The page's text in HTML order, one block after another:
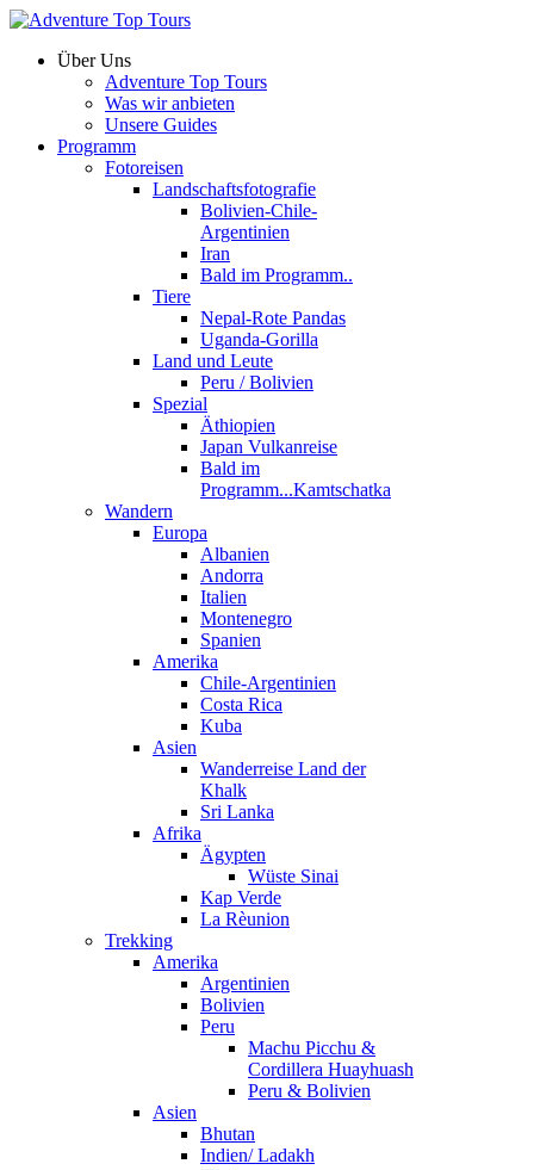
Über Uns
Adventure Top Tours
Was wir anbieten
Unsere Guides
Programm
Fotoreisen
Landschaftsfotografie
Bolivien-Chile-
Argentinien
Iran
Bald im Programm..
Tiere
Nepal-Rote Pandas
Uganda-Gorilla
Land und Leute
Peru / Bolivien
Spezial
Äthiopien
Japan Vulkanreise
Bald im
Programm...Kamtschatka
Wandern
Europa
Albanien
Andorra
Italien
Montenegro
Spanien
Amerika
Chile-Argentinien
Costa Rica
Kuba
Asien
Wanderreise Land der
Khalk
Sri Lanka
Afrika
Ägypten
Wüste Sinai
Kap Verde
La Rèunion
Trekking
Amerika
Argentinien
Bolivien
Peru
Machu Picchu &
Cordillera Huayhuash
Peru & Bolivien
Asien
Bhutan
Indien/ Ladakh